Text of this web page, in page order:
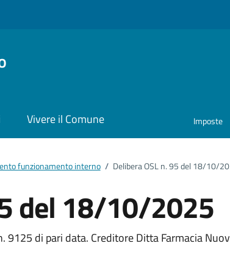
Vivere il Comune Imposte
funzionamento interno / Delibera OSL n. 95 del 18/10/
del 18/10/2025
di pari data. Creditore Ditta Farmacia